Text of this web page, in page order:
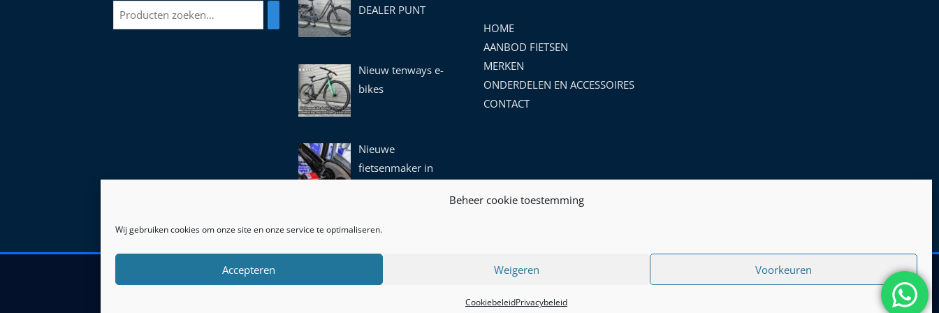
Beheer cookie toestemming
Wij gebruiken cookies om onze site en onze service te optimaliseren.
Accepteren Weigeren Voorkeuren
CookiebeleidPrivacybeleid
DEALER PUNT
Nieuw tenways e-
bikes
Nieuwe
fietsenmaker in
HOME
AANBOD FIETSEN
MERKEN
ONDERDELEN EN ACCESSOIRES
CONTACT